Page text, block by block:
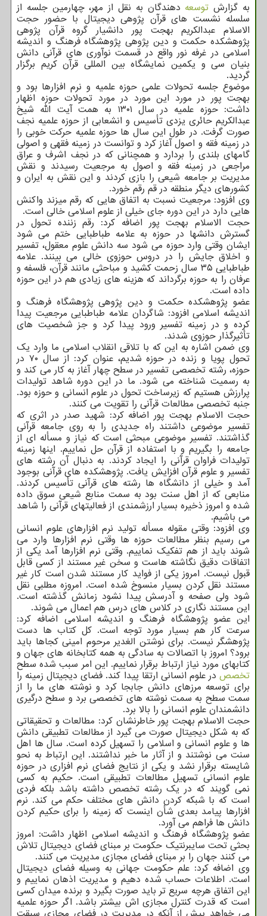
به گزارش توسعه دهندگان به نقل از مهر، چهارمین جلسه از
سلسله نشست های قرآن پژوهی دیجیتال با حضور حجت
الاسلام عبدالکریم بهجت پور دانشیار گروه قرآن پژوهی
پژوهشکده حکمت و دین پژوهی پژوهشگاه فرهنگ و اندیشه
اسلامی در غرفه نور واقع در قسمت نوآوری های قرآنی دانش
بنیان سی و یکمین نمایشگاه بین المللی قرآن کریم برگزار
گردید.
موضوع جلسه تحولات علمی حوزه علمیه و نرم افزارها بود و
بهجت پور در مورد این مورد در مورد تحولات حوزه اظهار
داشت: حوزه علمیه در سال ۱۳۰۱ به همت آیت الله شیخ
عبدالکریم حائری یزدی تأسیس و انشعابی از حوزه علمیه نجف
صورت گرفت. در طول این سال ها حوزه علمیه حرکت خوبی را
در زمینه فقه و اصول آغاز کرد و توانست در زمینه فقهی و اصولی
گامهای بلندی را بردارد و همچنانی که در نجف اشرف و عراق
مراجعی در زمینه فقه و اصول به مرجعیت رسیدند و نقش
مدیریت بر جامعه شیعی را بازی کردند و این نقش به ایران و
کشورهای دیگر منطقه در قم رقم خورد.
وی افزود: مرجعیت نسبت به اتفاق هایی که رقم میزند واکنش
هایی دارد در این دوره جای خیلی از علوم اسلامی خالی است.
حجت الاسلام بهجت پور اضافه کرد: رقم زننده تحول در
گسترش دانشها در حوزه به علامه طباطبایی ختم می شود
ایشان وقتی وارد حوزه می شود سه دانش علوم معقول، تفسیر
و اخلاق جایش را در دروس حوزوی خالی می بینند. علامه
طباطبایی ۳۵ سال زحمت کشید و مباحثی مانند قرآن، فلسفه و
عرفان را به حوزه برگرداند که هزینه های زیادی هم در این حوزه
داده است.
عضو پژوهشکده حکمت و دین پژوهی پژوهشگاه فرهنگ و
اندیشه اسلامی افزود: شاگردان علامه طباطبایی مرجعیت پیدا
کرده و در زمینه تفسیر ورود پیدا کرد و جز شخصیت های
تأثیرگذار حوزوی شدند.
وی ضمن اشاره به این که با تلاقی انقلاب اسلامی ما وارد یک
تحول پویا و زنده در حوزه شدیم، عنوان کرد: از سال ۷۰ در
حوزه، رشته تخصصی تفسیر در سطح چهار آغاز به کار می کند و
به رسمیت شناخته می شود. ما در این دوره شاهد تولیدات
پرارزش هستیم که زیرساخت تحول در علوم انسانی و حوزه بود.
جنبه تخصصی مطالعات قرآنی را تقویت می کنند.
حجت الاسلام بهجت پور اضافه کرد: شهید صدر در اثری که
تفسیر موضوعی داشتند راه جدیدی را به روی جامعه قرآنی
گذاشتند. تفسیر موضوعی مبحثی است که نیاز و مسأله ای از
جامعه را بگیریم و با استفاده از قرآن حل نماییم. اینها زمینه
تولیدات فراوان قرآنی را ایجاد کردند. به دنبال آن رشته های
تفسیر و علوم قرآن افزایش یافت. پژوهشکده های قرآنی بوجود
آمد و خیلی از دانشگاه ها رشته های قرآنی تأسیس کردند.
منابعی که از اهل سنت بود به سمت منابع شیعی سوق داده
شده و امروز ذخیره بسیار ارزشمندی از فعالیتهای قرآنی را شاهد
می باشیم.
وی افزود: وقتی مقوله مسأله تولید نرم افزارهای علوم انسانی
می رسیم بنظر مطالعات حوزه ها وقتی نرم افزارها وارد می
شوند باید از هم تفکیک نماییم. وقتی نرم افزارها آمد یکی از
اتفاقات دقیق نگاشته هاست و سخن غیر مستند از کسی قابل
قبول نیست. امروز یکی از فواید کار مستند شدن است کار غیر
مستند نقل کردن بسیار منسوخ شده است. امروزه مطلبی نقل
شود ولی صفحه و آدرسش پیدا نشود زمانش گذشته است.
این مستند نگاری در کلاس های درس هم اعمال می شوند.
این عضو پژوهشگاه فرهنگ و اندیشه اسلامی اضافه کرد:
سرعت کار هم بسیار مورد توجه است. کل کتاب ها دست
پژوهشگر نیست. برای نوشتن الغدیر مرحوم امینی کجاها باید
برود؟ امروز با اتصالات به سادگی به همه کتابخانه های جهان و
کتابهای مورد نیاز ارتباط برقرار نماییم. این امر سبب شده سطح
تخصص در علوم انسانی ارتقا پیدا کند. فضای دیجیتال زمینه را
برای توسعه مرزهای دانش جابجا کرد و نوشته های ما را از
سمت سطح به سمت نوشته های تخصصی برد و سطح درگیری
دانشمندان علوم انسانی را بالا برد.
حجت الاسلام بهجت پور خاطرنشان کرد: مطالعات و تحقیقاتی
که به شکل دیجیتال صورت می گیرد از مطالعات تطبیقی دانش
ها و علوم انسانی و اسلامی را تسهیل کرده است. سال ها اهل
سنت می نوشتند و از آثار ما خبر نداشتند. این ارتباط به نحو
شایسته برقرار نشد و یکی از نتایج فضای نرم افزاری در حوزه
علوم انسانی تسهیل مطالعات تطبیقی است. حکیم به کسی
نمی گویند که در یک رشته تخصص داشته باشد بلکه فردی
است که با شبکه کردن دانش های مختلف حکم می کند. نرم
افزارها پیامد بعدی شأن اینست که زمینه را برای حکیم کردن
دانش ها فراهم می آورد.
عضو پژوهشگاه فرهنگ و اندیشه اسلامی اظهار داشت: امروز
بحثی تحت سایبرنتیک حکومت بر مبنای فضای دیجیتال تلاش
می کنند جهان را بر مبنای فضای مجازی مدیریت می کنند.
وی اضافه کرد: علم حکومت جهانی به وسیله فضای دیجیتال
است. اطلاعات حساب شده دهیم و مدیریت اذهان نماییم و
این اتفاق هرچه سریع تر باید صورت بگیرد و برنده میدان کسی
است که قدرت کنترل مجازی اش بیشتر باشد. اگر حوزه علمیه